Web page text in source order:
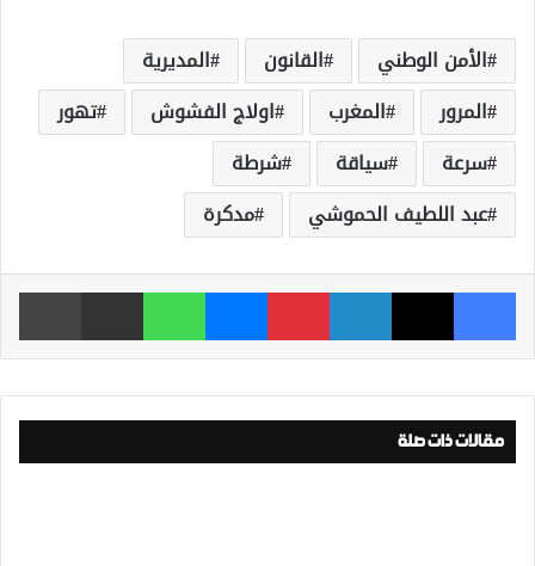
الأمن الوطني القانون
المديرية
المرور
المغرب اولاج الفشوش
تهور
سرعة
سياقة
شرطة
عبد اللطيف الحموشي
مدكرة
فيسبوك ‫X لينكدإن بينتيريست ماسنجر واتساب مشاركة عبر البريد
مقالات ذات صلة